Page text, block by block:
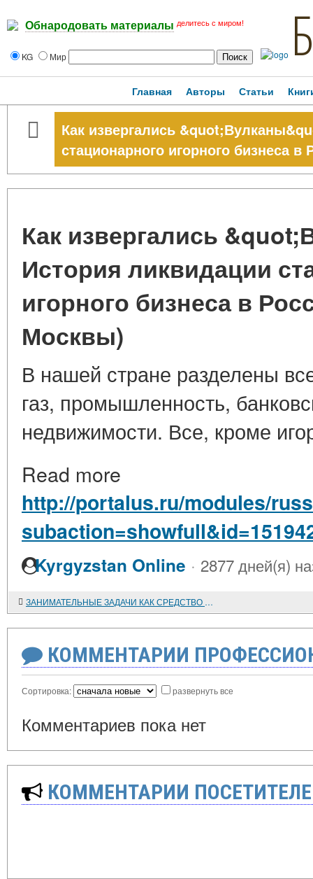
Обнародовать материалы делитесь с миром!
KG Мир
Главная Авторы Статьи
Как извергались
стационарного игорного бизнеса
Как извергались
История ликвидации
игорного бизнеса в
Москвы)
В нашей стране разделены
газ, промышленность,
недвижимости. Все, кроме
Read more
http://portalus.ru/modules/
Kyrgyzstan Online · 2877 дней(я)
ЗАНИМАТЕЛЬНЫЕ ЗАДАЧИ КАК СРЕДСТВО РАЗВИТИЯ ЛОГИЧЕКОГО МЫШЛЕНИЯ ОБУЧАЮЩИХСЯ
КОММЕНТАРИИ
Сортировка: развернуть все
Комментариев пока нет
КОММЕНТАРИИ